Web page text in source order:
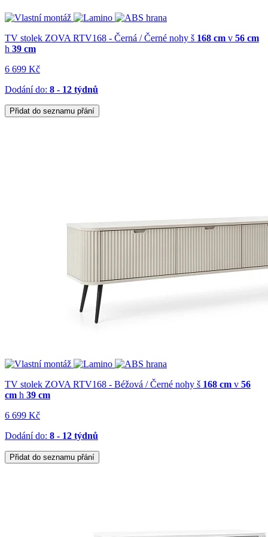
TV stolek ZOVA RTV168 - Černá / Černé nohy š 168 cm v 56 cm
h 39 cm
6 699 Kč
Dodání do: 8 - 12 týdnů
Přidat do seznamu přání
TV stolek ZOVA RTV168 - Béžová / Černé nohy š 168 cm v 56
cm h 39 cm
6 699 Kč
Dodání do: 8 - 12 týdnů
Přidat do seznamu přání